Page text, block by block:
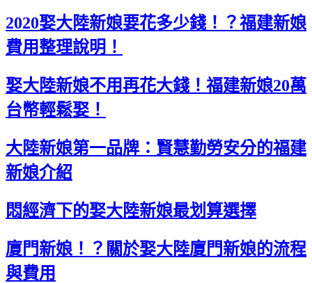
2020娶大陸新娘要花多少錢！？福建新娘
費用整理說明！
娶大陸新娘不用再花大錢！福建新娘20萬
台幣輕鬆娶！
大陸新娘第一品牌：賢慧勤勞安分的福建
新娘介紹
悶經濟下的娶大陸新娘最划算選擇
廈門新娘！？關於娶大陸廈門新娘的流程
與費用